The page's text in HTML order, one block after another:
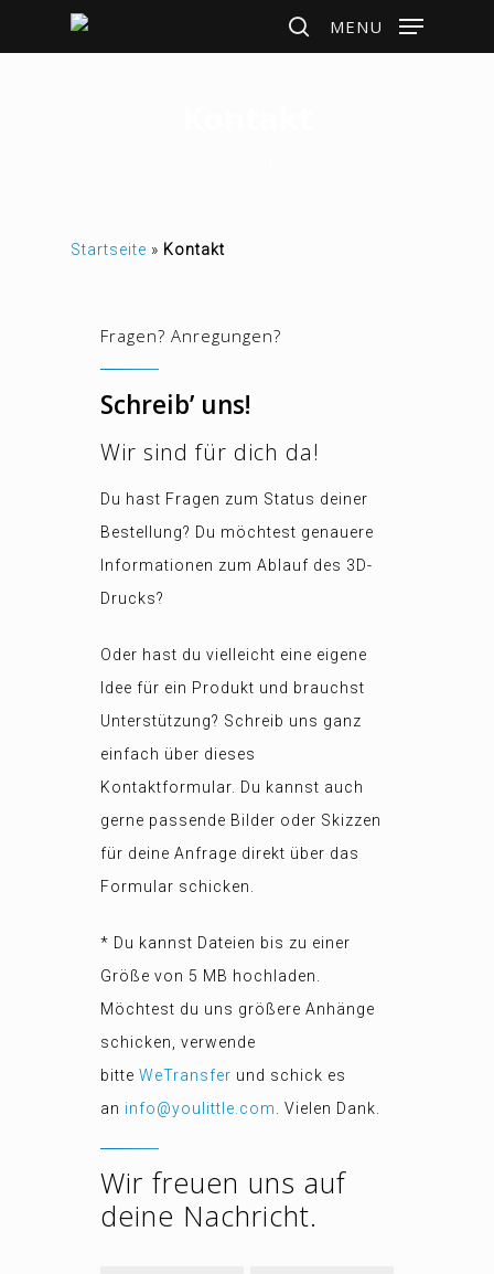
search
MENU
Startseite » Kontakt
Fragen? Anregungen?
Schreib’ uns!
Wir sind für dich da!
Du hast Fragen zum Status deiner
Bestellung? Du möchtest genauere
Informationen zum Ablauf des 3D-
Drucks?
Oder hast du vielleicht eine eigene
Idee für ein Produkt und brauchst
Unterstützung? Schreib uns ganz
einfach über dieses
Kontaktformular. Du kannst auch
gerne passende Bilder oder Skizzen
für deine Anfrage direkt über das
Formular schicken.
* Du kannst Dateien bis zu einer
Größe von 5 MB hochladen.
Möchtest du uns größere Anhänge
schicken, verwende
bitte WeTransfer und schick es
an info@youlittle.com . Vielen Dank.
Wir freuen uns auf
deine Nachricht.